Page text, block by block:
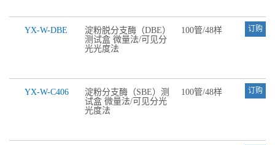
YX-W-DBE
淀粉脱分支酶（DBE）
测试盒 微量法/可见分
光光度法
100管/48样 订购
YX-W-C406
淀粉分支酶（SBE）测
试盒 微量法/可见分光
光度法
100管/48样 订购